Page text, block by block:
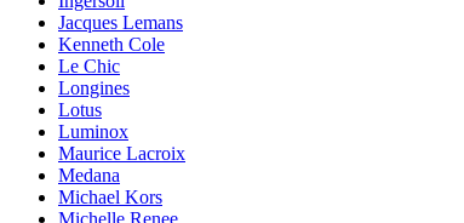
Jacques Lemans
Kenneth Cole
Le Chic
Longines
Lotus
Luminox
Maurice Lacroix
Medana
Michael Kors
Michelle Renee